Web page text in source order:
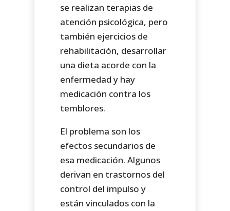
se realizan terapias de
atención psicológica, pero
también ejercicios de
rehabilitación, desarrollar
una dieta acorde con la
enfermedad y hay
medicación contra los
temblores.
El problema son los
efectos secundarios de
esa medicación. Algunos
derivan en trastornos del
control del impulso y
están vinculados con la